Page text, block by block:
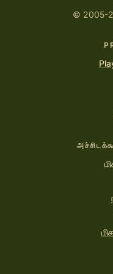
© 2005-